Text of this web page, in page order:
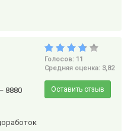
8880
Голосов: 11
Средняя оценка: 3,82
Оставить отзыв